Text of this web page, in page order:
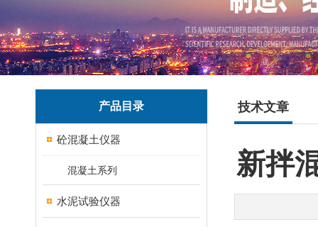
产品目录
砼混凝土仪器
混凝土系列
水泥试验仪器
技术文章
新拌